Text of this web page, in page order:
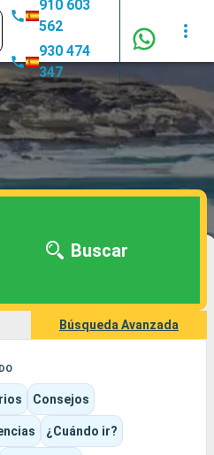
910 603
562
930 474
347
Buscar
Búsqueda Avanzada
Consejos
¿Cuándo ir?